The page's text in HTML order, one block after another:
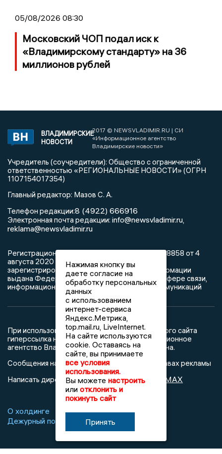
05/08/2026 08:30
Московский ЧОП подал иск к
«Владимирскому стандарту» на 36
миллионов рублей
ВЛАДИМИРСКИЕ
НОВОСТИ
2017 © NEWSVLADIMIR.RU | СИ
«Информационное агентство
Владимирские новости»
Учредитель (соучредители): Общество с ограниченной
ответственностью «РЕГИОНАЛЬНЫЕ НОВОСТИ» (ОГРН
1107154017354)
Главный редактор: Мазов С. А.
Телефон редакции:8 (4922) 666916
Электронная почта редакции: info@newsvladimir.ru,
reklama@newsvladimir.ru
Регистрационный номер: серия Эл № ФС77-78858 от 4
августа 2020 г. согласно выписке из реестра
зарегистрированных средств массовой информации
выдана Федеральной службой по надзору в сфере связи,
информационных технологий и массовых коммуникаций
При использовании любого материала с данного сайта
гиперссылка на Сетевое издание «Информационное
агентство Владимирские новости» обязательна.
Сообщения на сером фоне размещены на правах рекламы
Написать директору в телеграм@mazov MAX
О холдинге Вакансии
Реклама
Дежурный по новостям
Нажимая кнопку вы
даете согласие на
обработку персональных
данных
с использованием
интернет-сервиса
Яндекс.Метрика,
top.mail.ru, LiveInternet.
На сайте используются
cookie. Оставаясь на
сайте, вы принимаете
все условия
использования.
Вы можете настроить
или отклонить и
покинуть сайт
Принять